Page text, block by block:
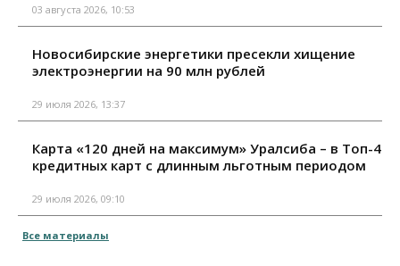
03 августа 2026, 10:53
Новосибирские энергетики пресекли хищение
электроэнергии на 90 млн рублей
29 июля 2026, 13:37
Карта «120 дней на максимум» Уралсиба – в Топ-4
кредитных карт с длинным льготным периодом
29 июля 2026, 09:10
Все материалы